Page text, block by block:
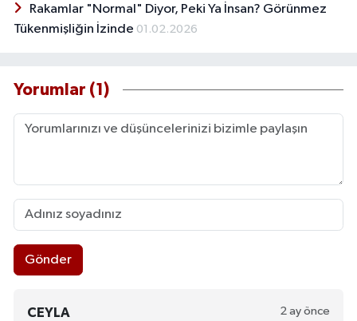
Rakamlar "Normal" Diyor, Peki Ya İnsan? Görünmez
Tükenmişliğin İzinde 01.02.2026
Yorumlar (1)
Gönder
CEYLA 2 ay önce